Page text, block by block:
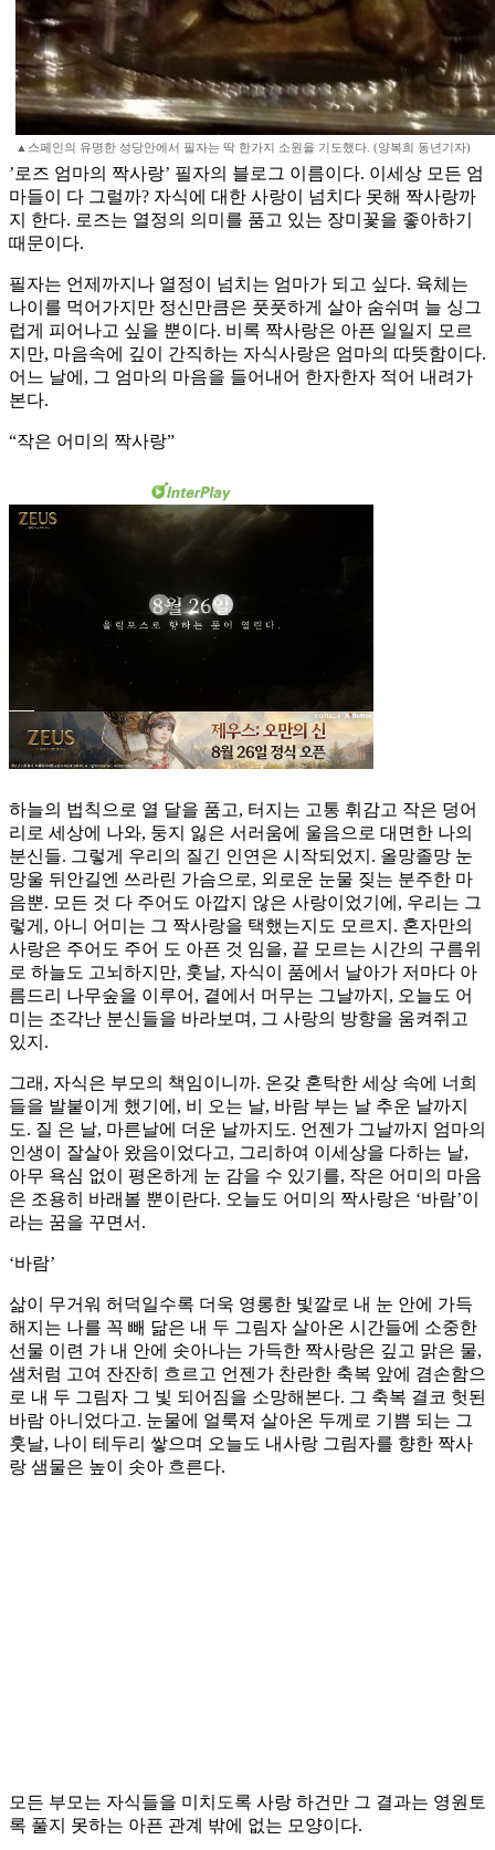
▲스페인의 유명한 성당안에서 필자는 딱 한가지 소원을 기도했다. (양복희 동년기자)
’로즈 엄마의 짝사랑’ 필자의 블로그 이름이다. 이세상 모든 엄
마들이 다 그럴까? 자식에 대한 사랑이 넘치다 못해 짝사랑까
지 한다. 로즈는 열정의 의미를 품고 있는 장미꽃을 좋아하기
때문이다.
필자는 언제까지나 열정이 넘치는 엄마가 되고 싶다. 육체는
나이를 먹어가지만 정신만큼은 풋풋하게 살아 숨쉬며 늘 싱그
럽게 피어나고 싶을 뿐이다. 비록 짝사랑은 아픈 일일지 모르
지만, 마음속에 깊이 간직하는 자식사랑은 엄마의 따뜻함이다.
어느 날에, 그 엄마의 마음을 들어내어 한자한자 적어 내려가
본다.
“작은 어미의 짝사랑”
하늘의 법칙으로 열 달을 품고, 터지는 고통 휘감고 작은 덩어
리로 세상에 나와, 둥지 잃은 서러움에 울음으로 대면한 나의
분신들. 그렇게 우리의 질긴 인연은 시작되었지. 올망졸망 눈
망울 뒤안길엔 쓰라린 가슴으로, 외로운 눈물 짖는 분주한 마
음뿐. 모든 것 다 주어도 아깝지 않은 사랑이었기에, 우리는 그
렇게, 아니 어미는 그 짝사랑을 택했는지도 모르지. 혼자만의
사랑은 주어도 주어 도 아픈 것 임을, 끝 모르는 시간의 구름위
로 하늘도 고뇌하지만, 훗날, 자식이 품에서 날아가 저마다 아
름드리 나무숲을 이루어, 곁에서 머무는 그날까지, 오늘도 어
미는 조각난 분신들을 바라보며, 그 사랑의 방향을 움켜쥐고
있지.
그래, 자식은 부모의 책임이니까. 온갖 혼탁한 세상 속에 너희
들을 발붙이게 했기에, 비 오는 날, 바람 부는 날 추운 날까지
도. 질 은 날, 마른날에 더운 날까지도. 언젠가 그날까지 엄마의
인생이 잘살아 왔음이었다고, 그리하여 이세상을 다하는 날,
아무 욕심 없이 평온하게 눈 감을 수 있기를, 작은 어미의 마음
은 조용히 바래볼 뿐이란다. 오늘도 어미의 짝사랑은 ‘바람’이
라는 꿈을 꾸면서.
‘바람’
삶이 무거워 허덕일수록 더욱 영롱한 빛깔로 내 눈 안에 가득
해지는 나를 꼭 빼 닮은 내 두 그림자 살아온 시간들에 소중한
선물 이련 가 내 안에 솟아나는 가득한 짝사랑은 깊고 맑은 물,
샘처럼 고여 잔잔히 흐르고 언젠가 찬란한 축복 앞에 겸손함으
로 내 두 그림자 그 빛 되어짐을 소망해본다. 그 축복 결코 헛된
바람 아니었다고. 눈물에 얼룩져 살아온 두께로 기쁨 되는 그
훗날, 나이 테두리 쌓으며 오늘도 내사랑 그림자를 향한 짝사
랑 샘물은 높이 솟아 흐른다.
모든 부모는 자식들을 미치도록 사랑 하건만 그 결과는 영원토
록 풀지 못하는 아픈 관계 밖에 없는 모양이다.